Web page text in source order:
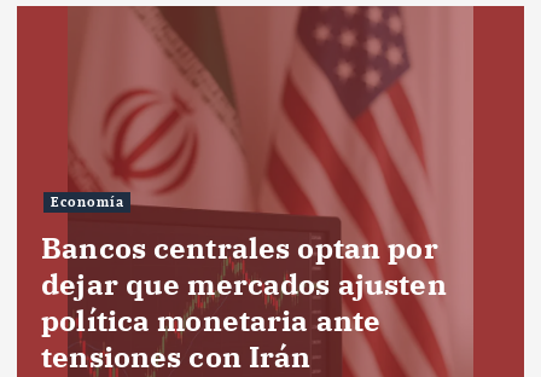
Economía
Bancos centrales optan por
dejar que mercados ajusten
política monetaria ante
tensiones con Irán